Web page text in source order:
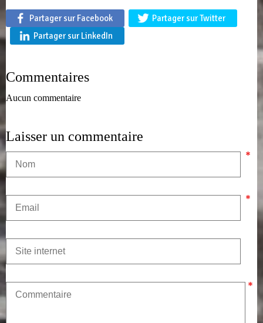
Partager sur Facebook
Partager sur Twitter
Partager sur LinkedIn
Commentaires
Aucun commentaire
Laisser un commentaire